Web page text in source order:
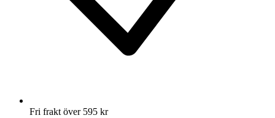
Fri frakt över 595 kr